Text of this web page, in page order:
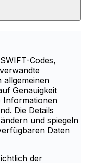
Codes,
allgemeinen
Genauigkeit
Informationen
Die Details
und spiegeln
Daten
der